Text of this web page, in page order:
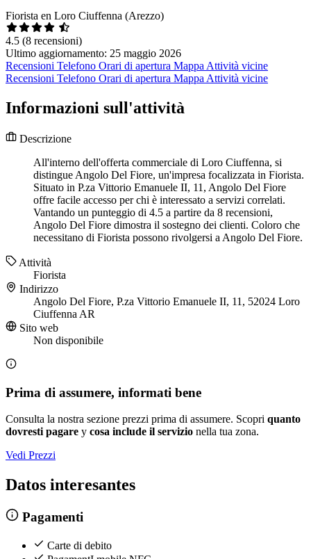
Fiorista en Loro Ciuffenna (Arezzo)
4.5 (8 recensioni)
Ultimo aggiornamento: 25 maggio 2026
Recensioni Telefono Orari di apertura Mappa Attività vicine
Recensioni Telefono Orari di apertura Mappa Attività vicine
Informazioni sull'attività
Descrizione
All'interno dell'offerta commerciale di Loro Ciuffenna, si
distingue Angolo Del Fiore, un'impresa focalizzata in Fiorista.
Situato in P.za Vittorio Emanuele II, 11, Angolo Del Fiore
offre facile accesso per chi è interessato a servizi correlati.
Vantando un punteggio di 4.5 a partire da 8 recensioni,
Angolo Del Fiore dimostra il sostegno dei clienti. Coloro che
necessitano di Fiorista possono rivolgersi a Angolo Del Fiore.
Attività
Fiorista
Indirizzo
Angolo Del Fiore, P.za Vittorio Emanuele II, 11, 52024 Loro
Ciuffenna AR
Sito web
Non disponibile
Prima di assumere, informati bene
Consulta la nostra sezione prezzi prima di assumere. Scopri quanto
dovresti pagare y cosa include il servizio nella tua zona.
Vedi Prezzi
Datos interesantes
Pagamenti
Carte di debito